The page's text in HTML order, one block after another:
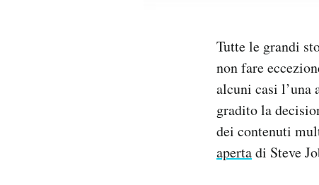
Tutte le grandi
non fare
alcuni casi l’una
gradito la
dei contenuti
apertadi Steve